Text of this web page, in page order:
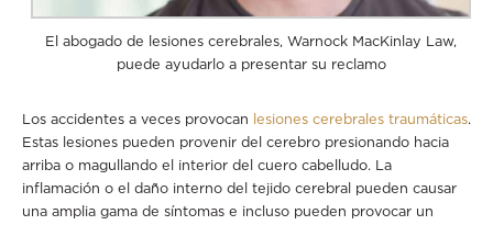
El abogado de lesiones cerebrales, Warnock MacKinlay Law,
puede ayudarlo a presentar su reclamo
Los accidentes a veces provocan lesiones cerebrales traumáticas.
Estas lesiones pueden provenir del cerebro presionando hacia
arriba o magullando el interior del cuero cabelludo. La
inflamación o el daño interno del tejido cerebral pueden causar
una amplia gama de síntomas e incluso pueden provocar un